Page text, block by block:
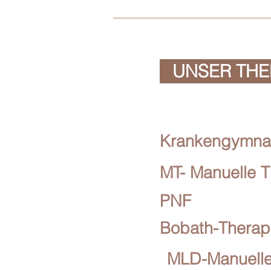
UNSER
MT- Manuelle
PNF
Bobath-
MLD-